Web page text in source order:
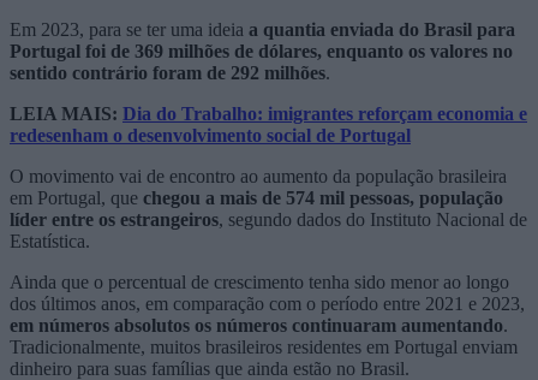
Em 2023, para se ter uma ideia a quantia enviada do Brasil para
Portugal foi de 369 milhões de dólares, enquanto os valores no
sentido contrário foram de 292 milhões.
LEIA MAIS: Dia do Trabalho: imigrantes reforçam economia e
redesenham o desenvolvimento social de Portugal
O movimento vai de encontro ao aumento da população brasileira
em Portugal, que chegou a mais de 574 mil pessoas, população
líder entre os estrangeiros, segundo dados do Instituto Nacional de
Estatística.
Ainda que o percentual de crescimento tenha sido menor ao longo
dos últimos anos, em comparação com o período entre 2021 e 2023,
em números absolutos os números continuaram aumentando.
Tradicionalmente, muitos brasileiros residentes em Portugal enviam
dinheiro para suas famílias que ainda estão no Brasil.